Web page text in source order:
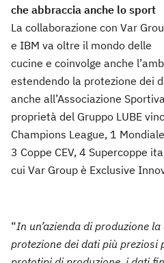
che abbraccia anche lo sport
La collaborazione con Var
e IBM va oltre il mondo delle
cucine e coinvolge anche
estendendo la protezione dei
anche all’Associazione Sportiva
proprietà del Gruppo LUBE
Champions League, 1
3 Coppe CEV, 4 Supercoppe
cui Var Group è Exclusive
“In un’azienda di produzione
protezione dei dati più preziosi